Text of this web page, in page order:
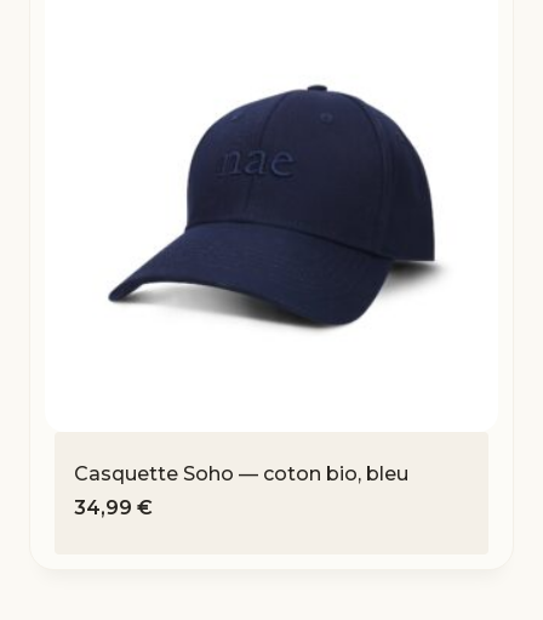
Casquette Soho — coton bio, bleu
34,99 €